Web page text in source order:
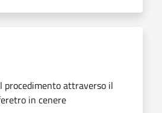
procedimento attraverso il
in cenere